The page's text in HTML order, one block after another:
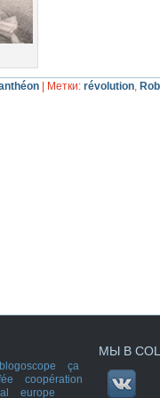
Метки: révolution,
blogoscope
ça
coopération
europe
МЫ В